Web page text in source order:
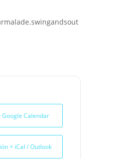
Google Calendar
+ iCal / Outlook